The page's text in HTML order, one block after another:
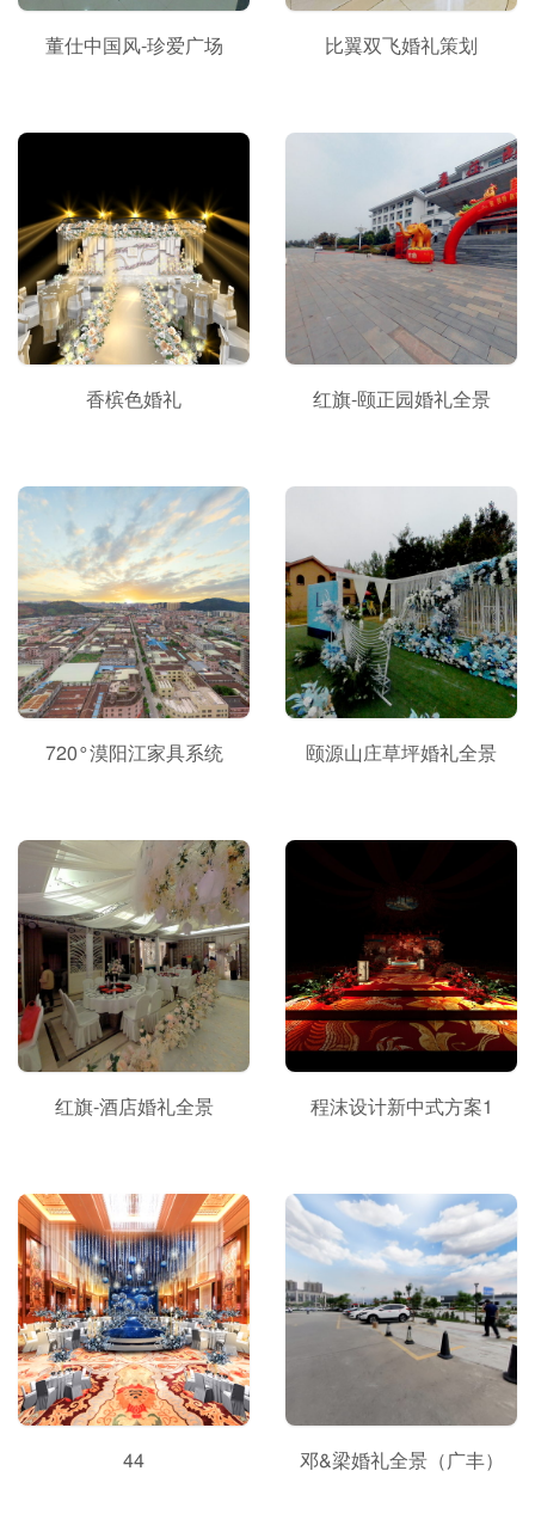
董仕中国风-珍爱广场 比翼双飞婚礼策划
香槟色婚礼 红旗-颐正园婚礼全景
720°漠阳江家具系统 颐源山庄草坪婚礼全景
红旗-酒店婚礼全景 程沫设计新中式方案1
44 邓&梁婚礼全景（广丰）